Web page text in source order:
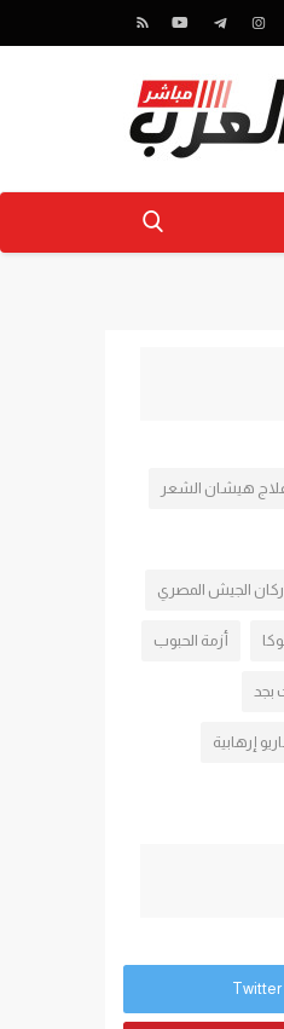
هيشان الشعر
الجيش المصري
أزمة الحبوب
بجد
إرهابية
Twitter